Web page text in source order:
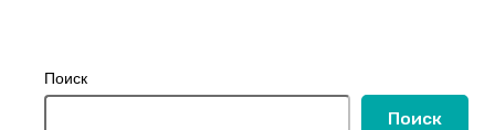
Поиск
Поиск